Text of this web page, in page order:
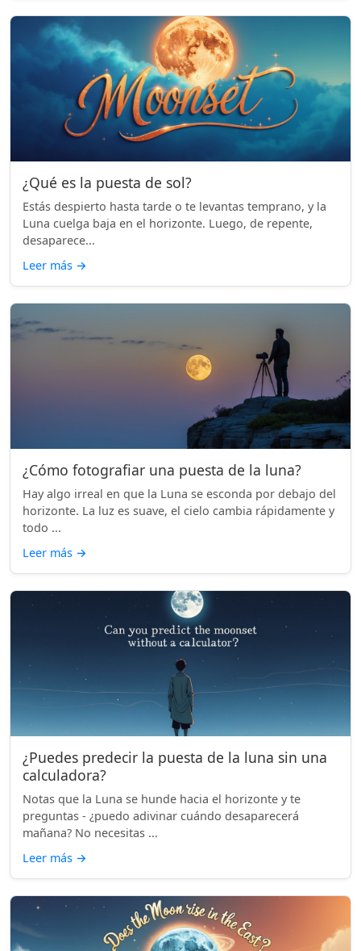
¿Qué es la puesta de sol?
Estás despierto hasta tarde o te levantas temprano, y la
Luna cuelga baja en el horizonte. Luego, de repente,
desaparece...
Leer más →
¿Cómo fotografiar una puesta de la luna?
Hay algo irreal en que la Luna se esconda por debajo del
horizonte. La luz es suave, el cielo cambia rápidamente y
todo ...
Leer más →
¿Puedes predecir la puesta de la luna sin una
calculadora?
Notas que la Luna se hunde hacia el horizonte y te
preguntas - ¿puedo adivinar cuándo desaparecerá
mañana? No necesitas ...
Leer más →